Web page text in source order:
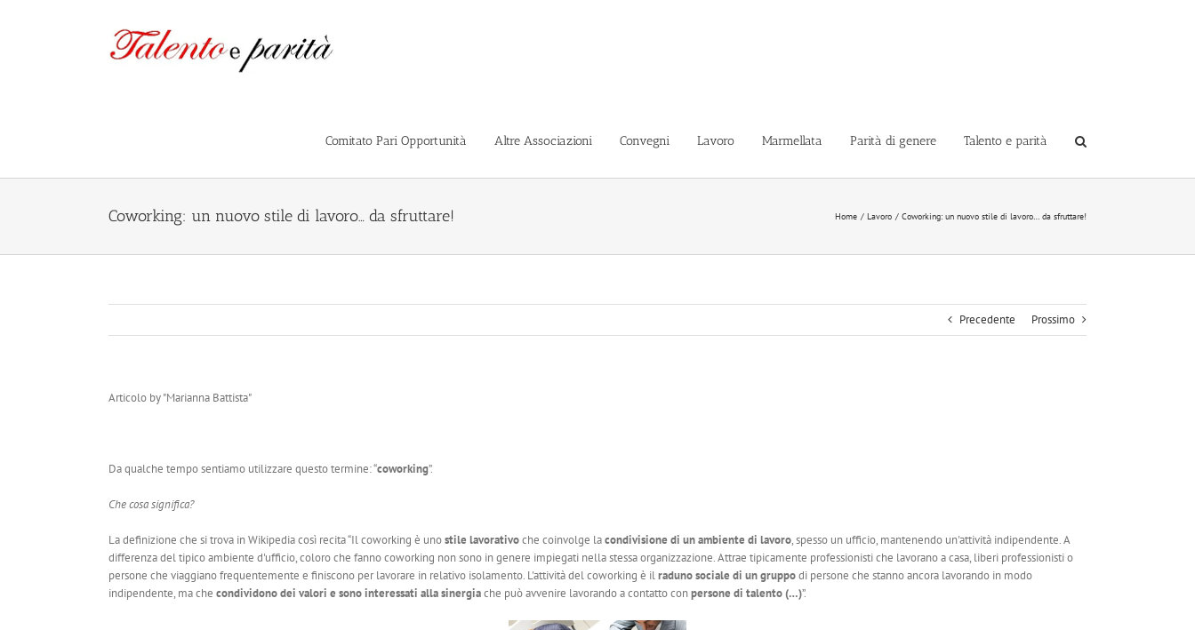
Comitato Pari Opportunità Altre Associazioni Convegni Lavoro Marmellata Parità di genere Talento e parità
Coworking: un nuovo stile di lavoro… da sfruttare! Home Lavoro Coworking: un nuovo stile di lavoro… da sfruttare!
Precedente Prossimo
Articolo by "Marianna Battista"
Da qualche tempo sentiamo utilizzare questo termine: “coworking”.
Che cosa significa?
La definizione che si trova in Wikipedia così recita “Il coworking è unostile lavorativoche coinvolge lacondivisione di un ambiente di lavoro, spesso un ufficio, mantenendo un'attività indipendente. A
differenza del tipico ambiente d'ufficio, coloro che fanno coworking non sono in genere impiegati nella stessa organizzazione. Attrae tipicamente professionisti che lavorano a casa, liberi professionisti o
persone che viaggiano frequentemente e finiscono per lavorare in relativo isolamento. L'attività del coworking è ilraduno sociale di un gruppodi persone che stanno ancora lavorando in modo
indipendente, ma che condividono dei valori e sono interessati alla sinergiache può avvenire lavorando a contatto conpersone di talento (…)”.